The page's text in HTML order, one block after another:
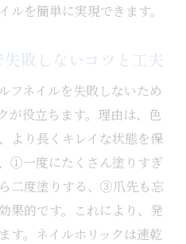
を簡単に実現できます。
敗しないコツと工夫
フネイルを失敗しないため
が役立ちます。理由は、色
より長くキレイな状態を保
①一度にたくさん塗りすぎ
二度塗りする、③爪先も忘
果的です。これにより、発
す。ネイルホリックは速乾